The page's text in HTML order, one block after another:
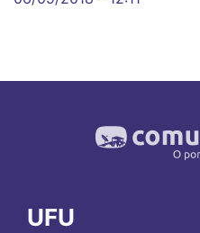
UFU